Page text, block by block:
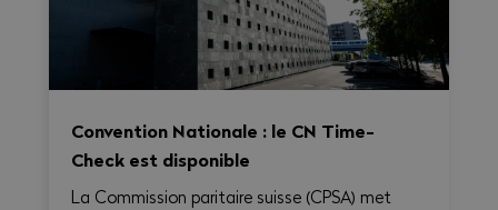
Convention Nationale : le CN Time-
Check est disponible
La Commission paritaire suisse (CPSA) met